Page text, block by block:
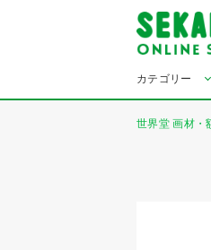
カテゴリー
世界堂 画材・